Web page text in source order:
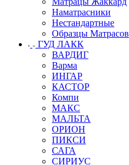
Наматрасники
Нестандартные
Образцы Матрасов
ГУД ЛАКК
ВАРДИГ
Варма
ИНГАР
КАСТОР
Компи
МАКС
МАЛЬТА
ОРИОН
ПИКСИ
САГА
СИРИУС